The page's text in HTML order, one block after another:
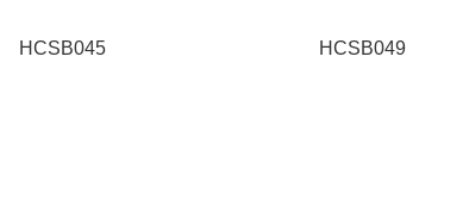
HCSB045 HCSB049